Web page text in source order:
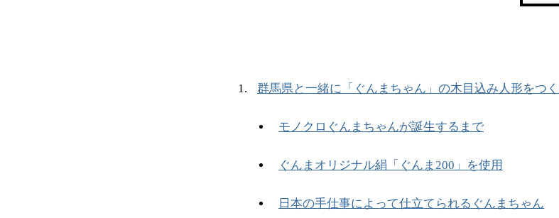
群馬県と一緒に「ぐんまちゃん」の木目込み人形をつく
モノクロぐんまちゃんが誕生するまで
ぐんまオリジナル絹「ぐんま200」を使用
日本の手仕事によって仕立てられるぐんまちゃん